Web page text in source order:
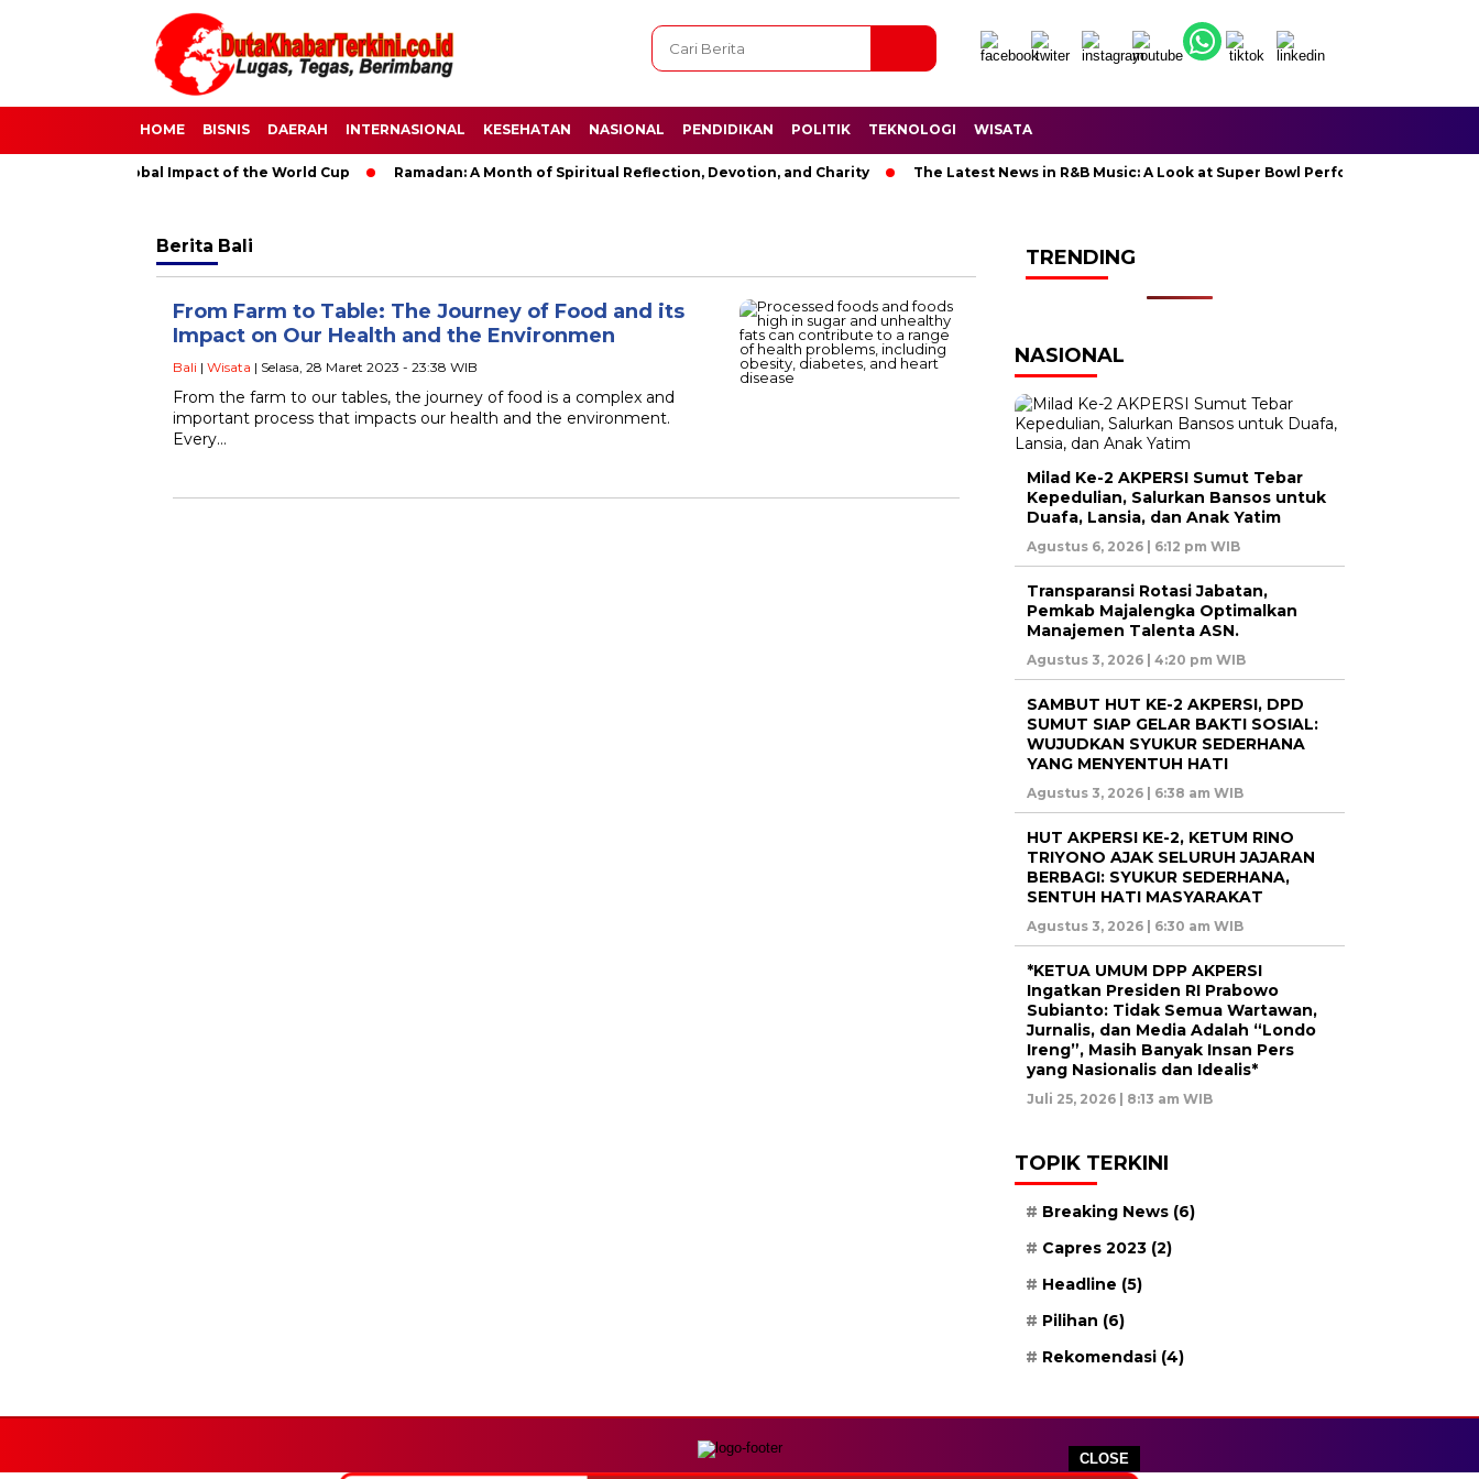
CLOSE
HOME BISNIS DAERAH INTERNASIONAL KESEHATAN NASIONAL PENDIDIKAN POLITIK TEKNOLOGI WISATA
The Global Impact of the World Cup Ramadan: A Month of Spiritual Reflection, Devotion, and Charity The Latest News in R&B Music: A Look at Super Bowl Performances, New
Berita Bali
From Farm to Table: The Journey of Food and its
Impact on Our Health and the Environmen
Bali | Wisata | Selasa, 28 Maret 2023 - 23:38 WIB
From the farm to our tables, the journey of food is a complex and
important process that impacts our health and the environment.
Every…
TRENDING
NASIONAL
Milad Ke-2 AKPERSI Sumut Tebar
Kepedulian, Salurkan Bansos untuk
Duafa, Lansia, dan Anak Yatim
Agustus 6, 2026 | 6:12 pm WIB
Transparansi Rotasi Jabatan,
Pemkab Majalengka Optimalkan
Manajemen Talenta ASN.
Agustus 3, 2026 | 4:20 pm WIB
SAMBUT HUT KE-2 AKPERSI, DPD
SUMUT SIAP GELAR BAKTI SOSIAL:
WUJUDKAN SYUKUR SEDERHANA
YANG MENYENTUH HATI
Agustus 3, 2026 | 6:38 am WIB
HUT AKPERSI KE-2, KETUM RINO
TRIYONO AJAK SELURUH JAJARAN
BERBAGI: SYUKUR SEDERHANA,
SENTUH HATI MASYARAKAT
Agustus 3, 2026 | 6:30 am WIB
*KETUA UMUM DPP AKPERSI
Ingatkan Presiden RI Prabowo
Subianto: Tidak Semua Wartawan,
Jurnalis, dan Media Adalah “Londo
Ireng”, Masih Banyak Insan Pers
yang Nasionalis dan Idealis*
Juli 25, 2026 | 8:13 am WIB
TOPIK TERKINI
Breaking News (6)
Capres 2023 (2)
Headline (5)
Pilihan (6)
Rekomendasi (4)